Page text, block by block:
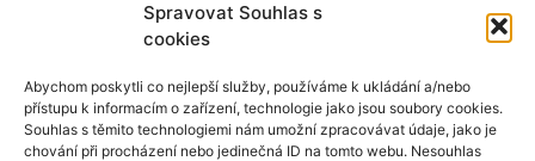
Spravovat Souhlas s
cookies
Abychom poskytli co nejlepší služby, používáme k ukládání a/nebo
přístupu k informacím o zařízení, technologie jako jsou soubory cookies.
Souhlas s těmito technologiemi nám umožní zpracovávat údaje, jako je
chování při procházení nebo jedinečná ID na tomto webu. Nesouhlas
Více referencí